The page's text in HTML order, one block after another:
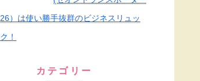
26）は使い勝手抜群のビジネスリュッ
ク！
カテゴリー